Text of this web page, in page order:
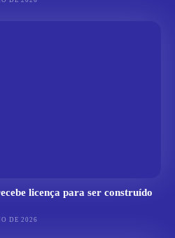
licença para ser construído
DE 2026